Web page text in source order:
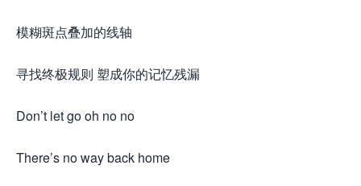
模糊斑点叠加的线轴
寻找终极规则 塑成你的记忆残漏
Don’t let go oh no no
There’s no way back home